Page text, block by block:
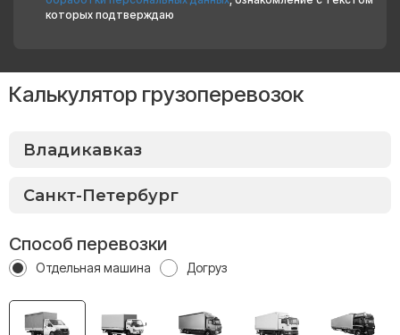
которых подтверждаю
Калькулятор грузоперевозок
Способ перевозки
Отдельная машина Догруз